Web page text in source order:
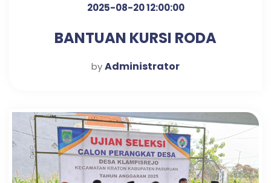
2025-08-20 12:00:00
BANTUAN KURSI RODA
byAdministrator